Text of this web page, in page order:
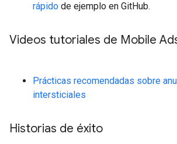
rápido de ejemplo en GitHub.
Videos tutoriales de Mobile
Prácticas recomendadas sobre
intersticiales
Historias de éxito